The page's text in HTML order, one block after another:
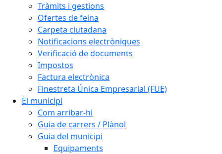
Tràmits i gestions
Ofertes de feina
Carpeta ciutadana
Notificacions electròniques
Verificació de documents
Impostos
Factura electrònica
Finestreta Única Empresarial (FUE)
El municipi
Com arribar-hi
Guia de carrers / Plànol
Guia del municipi
Equipaments